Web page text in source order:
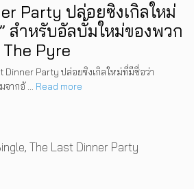
Party ปล่อยซิงเกิลใหม่
สำหรับอัลบั้มใหม่ของพวก
The Pyre
Dinner Party ปล่อยซิงเกิลใหม่ที่มีชื่อว่า
จากอั … Read more
,The Last Dinner Party